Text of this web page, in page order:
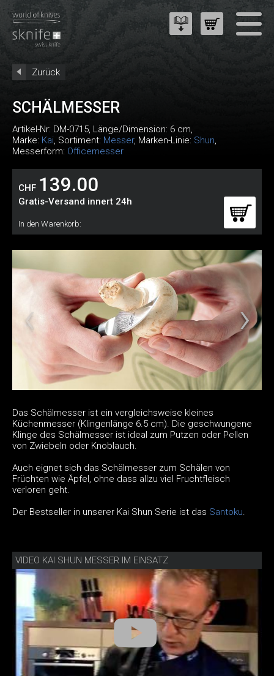
Zurück
SCHÄLMESSER
Artikel-Nr: DM-0715, Länge/Dimension: 6 cm,
Marke: Kai, Sortiment: Messer, Marken-Linie: Shun,
Messerform: Officemesser
CHF 139.00
Gratis-Versand innert 24h
In den Warenkorb:
Das Schälmesser ist ein vergleichsweise kleines
Küchenmesser (Klingenlänge 6.5 cm). Die geschwungene
Klinge des Schälmesser ist ideal zum Putzen oder Pellen
von Zwiebeln oder Knoblauch.
Auch eignet sich das Schälmesser zum Schälen von
Früchten wie Äpfel, ohne dass allzu viel Fruchtfleisch
verloren geht.
Der Bestseller in unserer Kai Shun Serie ist das Santoku.
VIDEO KAI SHUN MESSER IM EINSATZ